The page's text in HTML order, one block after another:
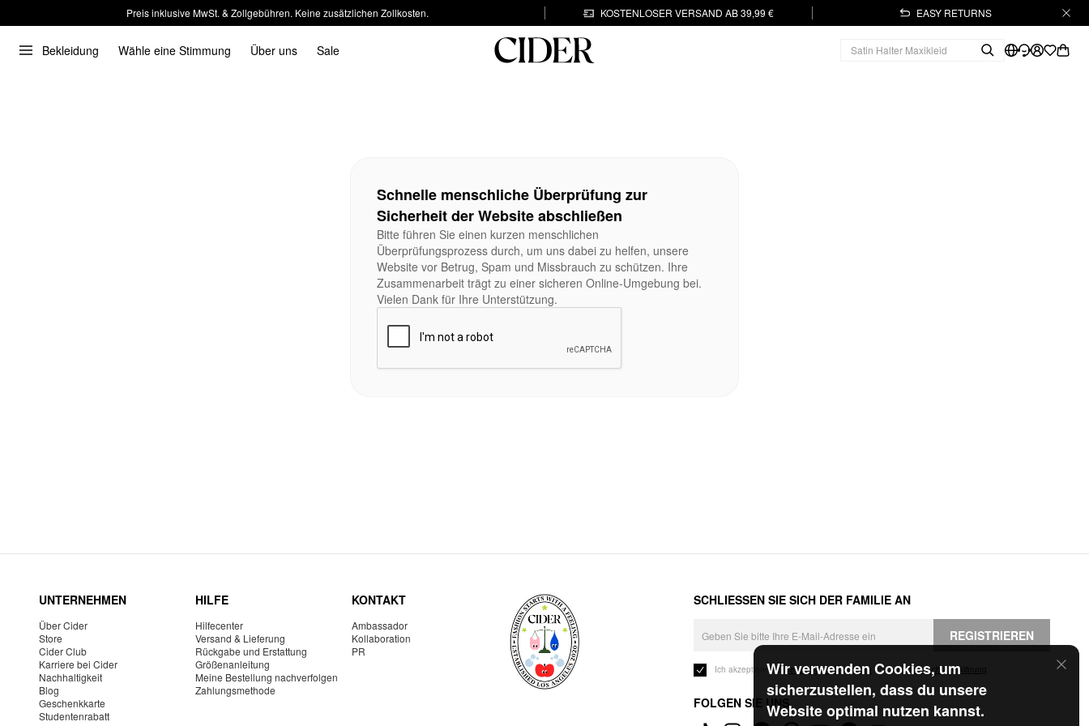
Preis inklusive MwSt. & Zollgebühren. Keine zusätzlichen Zollkosten. KOSTENLOSER VERSAND AB 39,99 € EASY RETURNS
Bekleidung Wähle eine Stimmung Über uns Sale
Wir verwenden Cookies, um
sicherzustellen, dass du unsere
Website optimal nutzen kannst.
Schnelle menschliche Überprüfung zur
Sicherheit der Website abschließen
Bitte führen Sie einen kurzen menschlichen
Überprüfungsprozess durch, um uns dabei zu helfen, unsere
Website vor Betrug, Spam und Missbrauch zu schützen. Ihre
Zusammenarbeit trägt zu einer sicheren Online-Umgebung bei.
Vielen Dank für Ihre Unterstützung.
UNTERNEHMEN
Über Cider
Store
Cider Club
Karriere bei Cider
Nachhaltigkeit
Blog
Geschenkkarte
Studentenrabatt
HILFE
Hilfecenter
Versand & Lieferung
Rückgabe und Erstattung
Größenanleitung
Meine Bestellung nachverfolgen
Zahlungsmethode
KONTAKT
Ambassador
Kollaboration
PR
SCHLIESSEN SIE SICH DER FAMILIE AN
REGISTRIEREN
Ich akzeptiere dieGeschäftsbedingungen und die Datenschutzerklärung
FOLGEN SIE UNS